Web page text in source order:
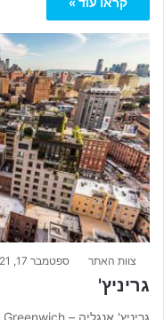
צוות האתר ספטמבר 17, 2021
גריניץ'